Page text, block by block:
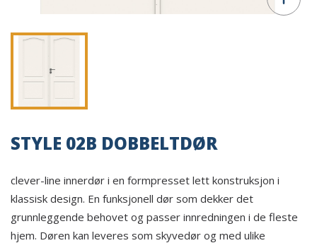
STYLE 02B DOBBELTDØR
clever-line innerdør i en formpresset lett konstruksjon i
klassisk design. En funksjonell dør som dekker det
grunnleggende behovet og passer innredningen i de fleste
hjem. Døren kan leveres som skyvedør og med ulike